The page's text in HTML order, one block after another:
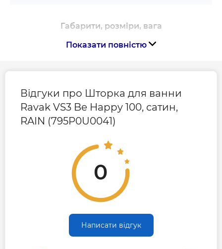
Габарити, розміри, вага
Показати повністю
Відгуки про Шторка для ванни
Ravak VS3 Be Happy 100, сатин,
RAIN (795P0U0041)
0
Написати відгук